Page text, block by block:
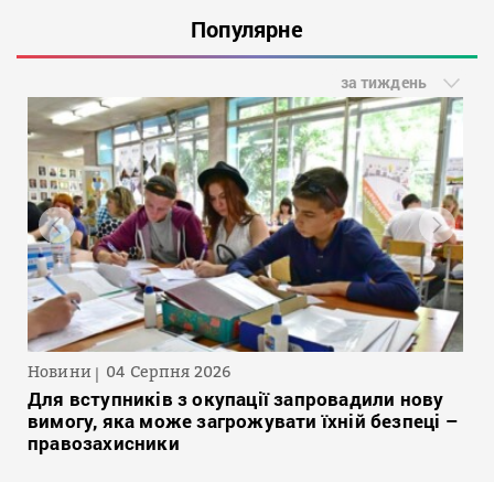
Популярне
за тиждень
Новини 04 Серпня 2026
Для вступників з окупації запровадили нову
вимогу, яка може загрожувати їхній безпеці –
правозахисники